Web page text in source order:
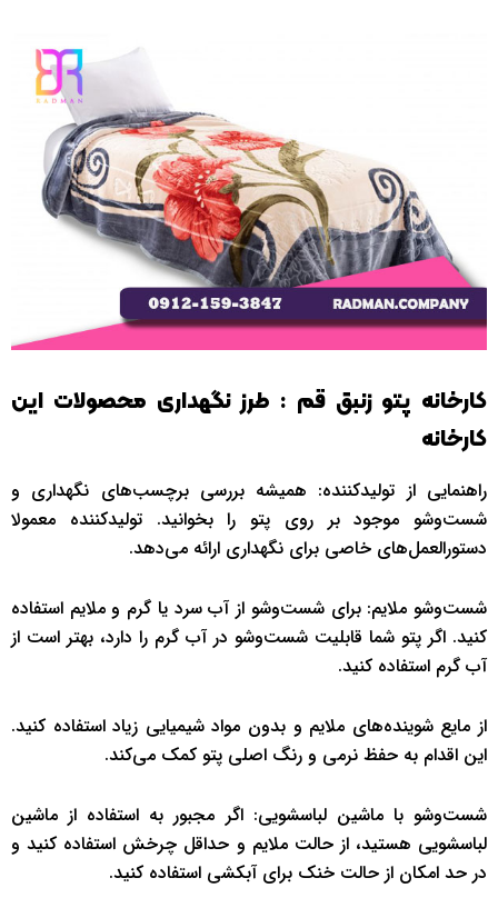
کارخانه پتو زنبق قم : طرز نگهداری محصولات این
کارخانه
راهنمایی از تولیدکننده: همیشه بررسی برچسب‌های نگهداری و
شست‌وشو موجود بر روی پتو را بخوانید. تولیدکننده معمولا
دستورالعمل‌های خاصی برای نگهداری ارائه می‌دهد.
شست‌وشو ملایم: برای شست‌وشو از آب سرد یا گرم و ملایم استفاده
کنید. اگر پتو شما قابلیت شست‌وشو در آب گرم را دارد، بهتر است از
آب گرم استفاده کنید.
از مایع شوینده‌های ملایم و بدون مواد شیمیایی زیاد استفاده کنید.
این اقدام به حفظ نرمی و رنگ اصلی پتو کمک می‌کند.
شست‌وشو با ماشین لباسشویی: اگر مجبور به استفاده از ماشین
لباسشویی هستید، از حالت ملایم و حداقل چرخش استفاده کنید و
در حد امکان از حالت خنک برای آبکشی استفاده کنید.